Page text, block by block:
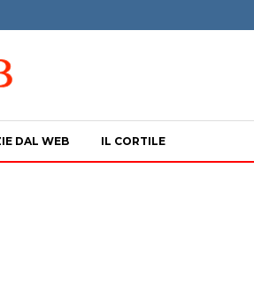
DAL WEB IL CORTILE